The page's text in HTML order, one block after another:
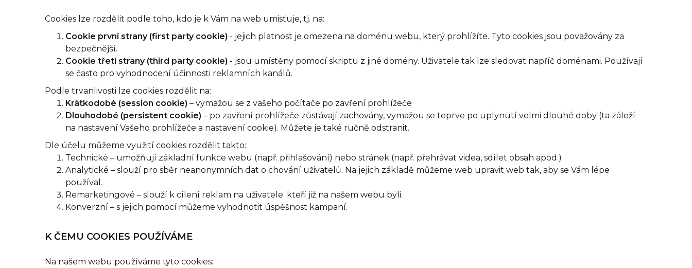
Cookies lze rozdělit podle toho, kdo je k Vám na web umisťuje, tj. na:
Cookie první strany (first party cookie) - jejich platnost je omezena na doménu webu, který prohlížíte. Tyto cookies jsou považovány za
bezpečnější.
Cookie třetí strany (third party cookie) - jsou umístěny pomocí skriptu z jiné domény. Uživatele tak lze sledovat napříč doménami. Používají
se často pro vyhodnocení účinnosti reklamních kanálů.
Podle trvanlivosti lze cookies rozdělit na:
Krátkodobé (session cookie) – vymažou se z vašeho počítače po zavření prohlížeče
Dlouhodobé (persistent cookie) – po zavření prohlížeče zůstávají zachovány, vymažou se teprve po uplynutí velmi dlouhé doby (ta záleží
na nastavení Vašeho prohlížeče a nastavení cookie). Můžete je také ručně odstranit.
Dle účelu můžeme využití cookies rozdělit takto:
Technické – umožňují základní funkce webu (např. přihlašování) nebo stránek (např. přehrávat videa, sdílet obsah apod.)
Analytické – slouží pro sběr neanonymních dat o chování uživatelů. Na jejich základě můžeme web upravit web tak, aby se Vám lépe
používal.
Remarketingové – slouží k cílení reklam na uživatele. kteří již na našem webu byli.
Konverzní – s jejich pomocí můžeme vyhodnotit úspěšnost kampaní.
K ČEMU COOKIES POUŽÍVÁME
Na našem webu používáme tyto cookies: